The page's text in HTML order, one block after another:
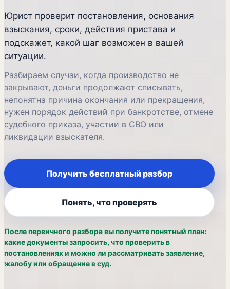
Юрист проверит постановления, основания
взыскания, сроки, действия пристава и
подскажет, какой шаг возможен в вашей
ситуации.
Разбираем случаи, когда производство не
закрывают, деньги продолжают списывать,
непонятна причина окончания или прекращения,
нужен порядок действий при банкротстве, отмене
судебного приказа, участии в СВО или
ликвидации взыскателя.
Получить бесплатный разбор
Понять, что проверять
После первичного разбора вы получите понятный план:
какие документы запросить, что проверить в
постановлениях и можно ли рассматривать заявление,
жалобу или обращение в суд.